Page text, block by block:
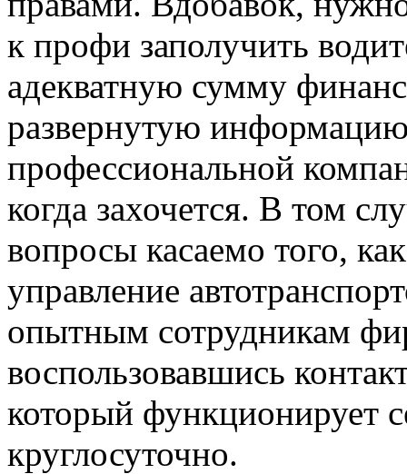
к профи заполучить
адекватную сумму
развернутую
профессиональной
когда захочется. В том
вопросы касаемо того,
управление
опытным сотрудникам
воспользовавшись
который функционирует
круглосуточно.